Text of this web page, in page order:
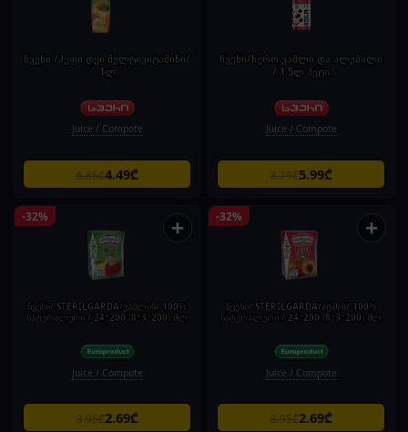
წვენი /ჰეფი დეი მულტივიტამინი/
1ლ
Juice / Compote
6.85₾4.49₾
წვენი/ჩერო ვაშლი და ალუბალი
/ 1.5ლ პეტი
Juice / Compote
8.79₾5.99₾
-32% +
წვენი/ STERILGARDA/ვაშლის/ 100%
ნატურალური / 24*200 (8*3*200) მლ
Juice / Compote
3.95₾2.69₾
-32% +
წვენი/ STERILGARDA/ატმის/ 100%
ნატურალური / 24*200 (8*3*200) მლ
Juice / Compote
3.95₾2.69₾